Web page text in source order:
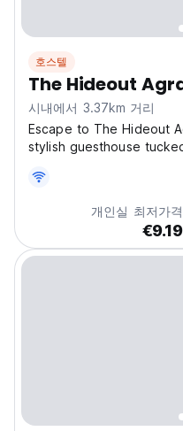
호스텔
The Hideout
시내에서 3.37km 거리
Escape to The Hideout
stylish guesthouse
Road, you're perfectly
wonders of this historic
개인실 최저가격
€9.19